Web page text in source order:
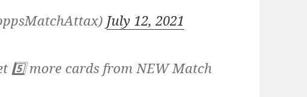
July 12, 2021
5️⃣ more cards from NEW Match